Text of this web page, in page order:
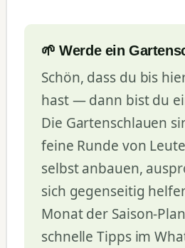
🌱 Werde ein
Schön, dass du bis
hast — dann bist du
Die Gartenschlauen
feine Runde von
selbst anbauen,
sich gegenseitig
Monat der Saison-
schnelle Tipps im